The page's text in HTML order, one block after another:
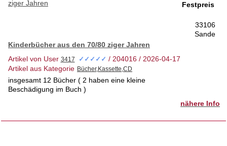
Festpreis
33106
Sande
Kinderbücher aus den 70/80 ziger Jahren
Artikel von User
✓✓✓✓✓ / 204016 / 2026-04-17
Artikel aus Kategorie
insgesamt 12 Bücher ( 2 haben eine kleine
Beschädigung im Buch )
nähere Info